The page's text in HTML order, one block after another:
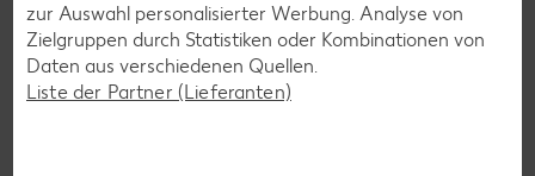
zur Auswahl personalisierter Werbung. Analyse von
Zielgruppen durch Statistiken oder Kombinationen von
Daten aus verschiedenen Quellen.
Liste der Partner (Lieferanten)